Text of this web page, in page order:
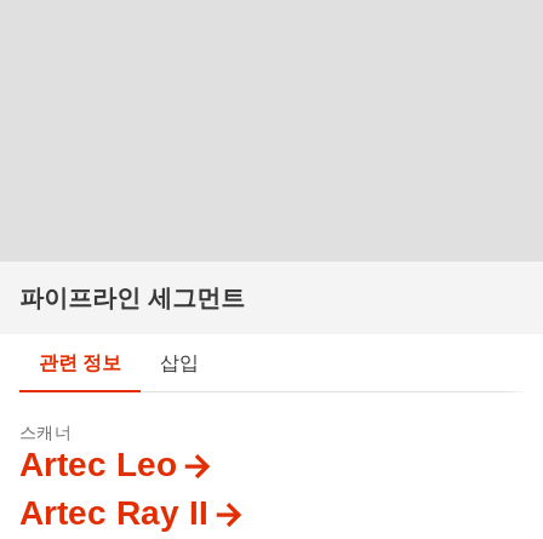
파이프라인 세그먼트
관련 정보 삽입
스캐너
Artec Leo
Artec Ray II